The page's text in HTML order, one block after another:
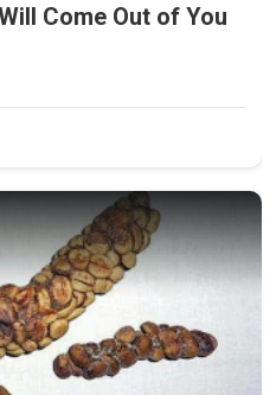
Come Out of You